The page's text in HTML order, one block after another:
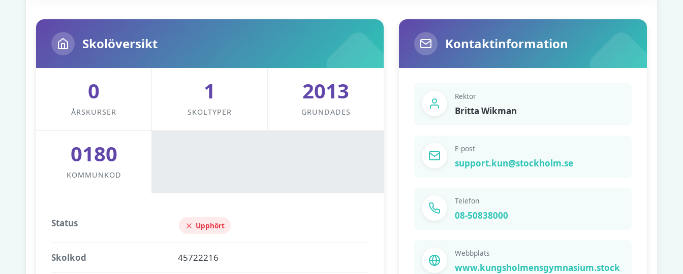
Skolöversikt
0
ÅRSKURSER
1
SKOLTYPER
2013
GRUNDADES
0180
KOMMUNKOD
Status Upphört
Skolkod 45722216
Kontaktinformation
Rektor
Britta Wikman
E-post
support.kun@stockholm.se
Telefon
08-50838000
Webbplats
www.kungsholmensgymnasium.stock